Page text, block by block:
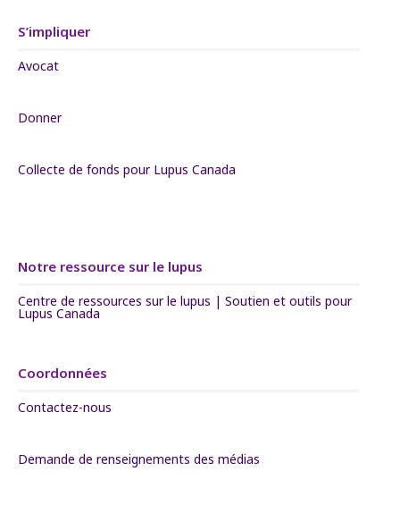
S’impliquer
Avocat
Donner
Collecte de fonds pour Lupus Canada
Notre ressource sur le lupus
Centre de ressources sur le lupus | Soutien et outils pour
Lupus Canada
Coordonnées
Contactez-nous
Demande de renseignements des médias